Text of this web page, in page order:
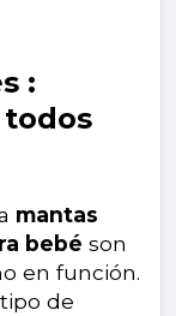
:
mantas
bebé son
en función.
de